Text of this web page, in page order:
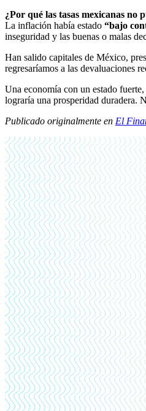
¿Por qué las tasas mexicanas no
La inflación había estado “bajo
inseguridad y las buenas o malas
Han salido capitales de México,
regresaríamos a las devaluaciones
Una economía con un estado
lograría una prosperidad duradera.
Publicado originalmente en El